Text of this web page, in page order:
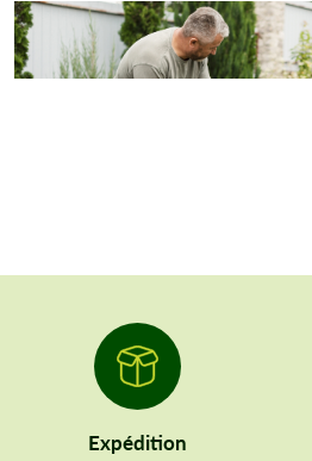
Expédition